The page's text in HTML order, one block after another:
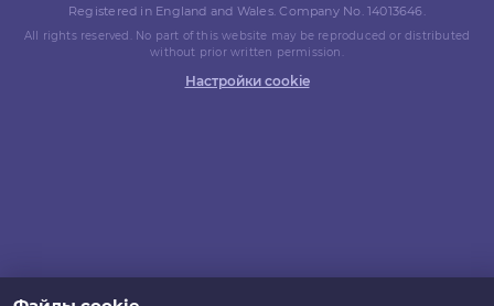
Registered in England and Wales. Company No. 14013646.
All rights reserved. No part of this website may be reproduced or distributed
without prior written permission.
Настройки cookie